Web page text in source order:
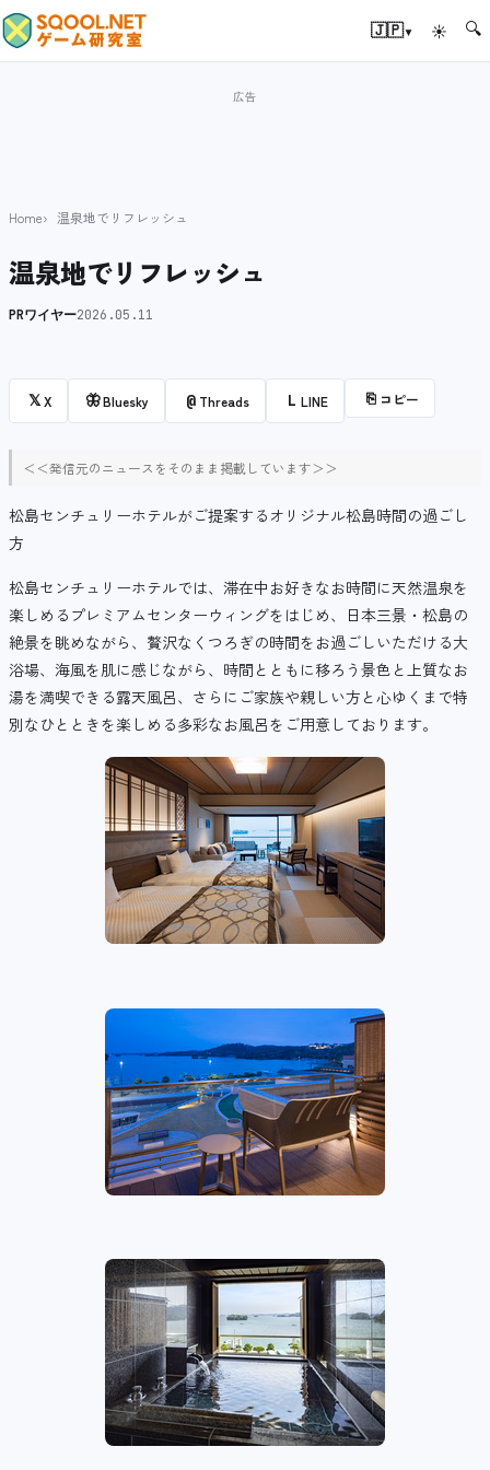
🇯🇵▾ ☀ 🔍
Home 温泉地でリフレッシュ
温泉地でリフレッシュ
PRワイヤー2026.05.11
𝕏X 🦋Bluesky @ Threads L LINE ⎘ コピー
＜＜発信元のニュースをそのまま掲載しています＞＞
松島センチュリーホテルがご提案するオリジナル松島時間の過ごし
方
松島センチュリーホテルでは、滞在中お好きなお時間に天然温泉を
楽しめるプレミアムセンターウィングをはじめ、日本三景・松島の
絶景を眺めながら、贅沢なくつろぎの時間をお過ごしいただける大
浴場、海風を肌に感じながら、時間とともに移ろう景色と上質なお
湯を満喫できる露天風呂、さらにご家族や親しい方と心ゆくまで特
別なひとときを楽しめる多彩なお風呂をご用意しております。